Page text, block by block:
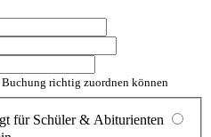
richtig zuordnen können
für Schüler & Abiturienten